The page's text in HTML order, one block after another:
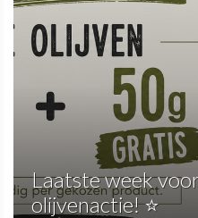
Laatste week
olijvenactie! ⭐